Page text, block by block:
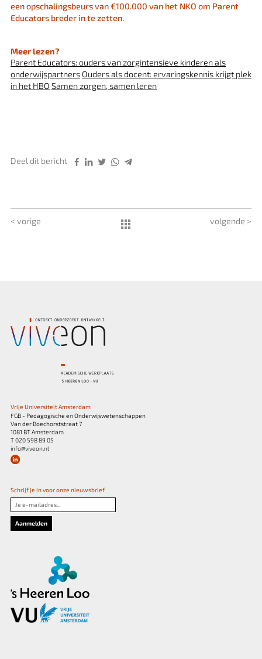
een opschalingsbeurs van €100.000 van het NKO om Parent
Educators breder in te zetten.
Meer lezen?
Parent Educators: ouders van zorgintensieve kinderen als
onderwijspartners Ouders als docent: ervaringskennis krijgt plek
in het HBO Samen zorgen, samen leren
Deel dit bericht
< vorige volgende >
Vrije Universiteit Amsterdam
FGB - Pedagogische en Onderwijswetenschappen
Van der Boechorststraat 7
1081 BT Amsterdam
T 020 598 89 05
info@viveon.nl
Schrijf je in voor onze nieuwsbrief